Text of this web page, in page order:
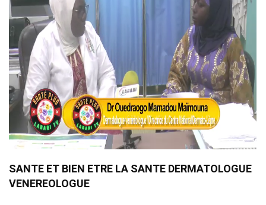
SANTE ET BIEN ETRE LA SANTE DERMATOLOGUE
VENEREOLOGUE